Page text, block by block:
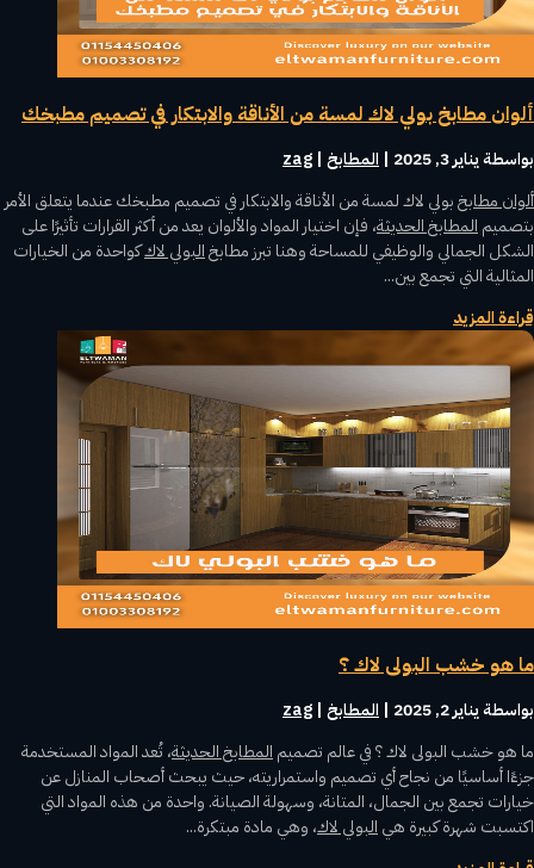
ألوان مطابخ بولي لاك لمسة من الأناقة والابتكار في تصميم مطبخك
بواسطة ‪ zag يناير 3, 2025 | المطابخ
ألوان مطابخبولي لاك لمسة من الأناقة والابتكار في تصميم مطبخك عندما يتعلق الأمر
بتصميم المطابخ الحديثة، فإن اختيار المواد والألوان يعد من أكثر القرارات تأثيرًا على
الشكل الجمالي والوظيفي للمساحة وهنا تبرز مطابخالبولي لاككواحدة من الخيارات
المثالية التي تجمع بين...
قراءة المزيد
ما هو خشب البولى لاك ؟
بواسطة ‪ zag يناير 2, 2025 | المطابخ
ما هو خشب البولى لاك ؟ في عالم تصميم المطابخ الحديثة، تُعد المواد المستخدمة
جزءًا أساسيًا من نجاح أي تصميم واستمراريته، حيث يبحث أصحاب المنازل عن
خيارات تجمع بين الجمال، المتانة، وسهولة الصيانة. واحدة من هذه المواد التي
اكتسبت شهرة كبيرة هي البولي لاك، وهي مادة مبتكرة...